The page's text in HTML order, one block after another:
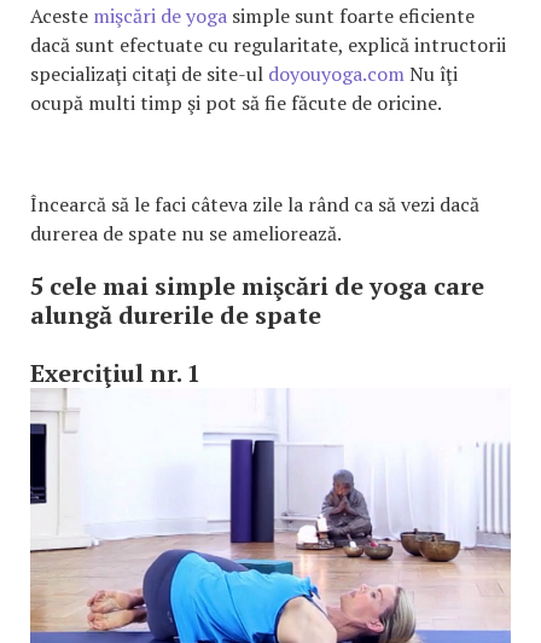
Aceste mişcări de yoga simple sunt foarte eficiente
dacă sunt efectuate cu regularitate, explică intructorii
specializaţi citaţi de site-ul doyouyoga.comNu îţi
ocupă multi timp şi pot să fie făcute de oricine.
Încearcă să le faci câteva zile la rând ca să vezi dacă
durerea de spate nu se ameliorează.
5 cele mai simple mişcări de yoga care
alungă durerile de spate
Exerciţiul nr. 1